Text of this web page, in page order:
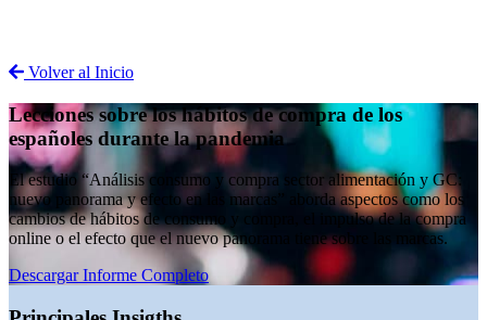
Volver al Inicio
Lecciones sobre los hábitos de compra de los
españoles durante la pandemia
El estudio “Análisis consumo y compra sector alimentación y GC:
nuevo panorama y efecto en las marcas” aborda aspectos como los
cambios de hábitos de consumo y compra, el impulso de la compra
online o el efecto que el nuevo panorama tiene sobre las marcas.
Descargar Informe Completo